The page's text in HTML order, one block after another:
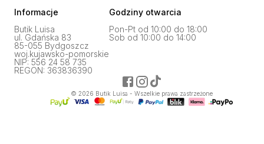
Informacje
Butik Luisa
ul. Gdańska 83
85-055 Bydgoszcz
woj.kujawsko-pomorskie
NIP: 556 24 58 735
REGON: 363836390
Godziny otwarcia
Pon-Pt od 10:00 do 18:00
Sob od 10:00 do 14:00
© 2026 Butik Luisa - Wszelkie prawa zastrzeżone